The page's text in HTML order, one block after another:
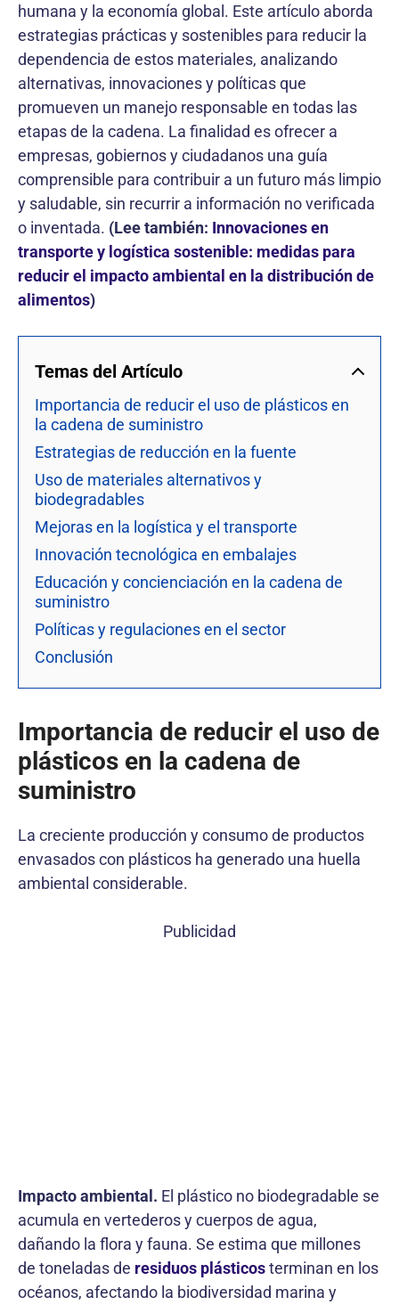
humana y la economía global. Este artículo aborda
estrategias prácticas y sostenibles para reducir la
dependencia de estos materiales, analizando
alternativas, innovaciones y políticas que
promueven un manejo responsable en todas las
etapas de la cadena. La finalidad es ofrecer a
empresas, gobiernos y ciudadanos una guía
comprensible para contribuir a un futuro más limpio
y saludable, sin recurrir a información no verificada
o inventada. (Lee también: Innovaciones en
transporte y logística sostenible: medidas para
reducir el impacto ambiental en la distribución de
alimentos)
Temas del Artículo
Importancia de reducir el uso de plásticos en
la cadena de suministro
Estrategias de reducción en la fuente
Uso de materiales alternativos y
biodegradables
Mejoras en la logística y el transporte
Innovación tecnológica en embalajes
Educación y concienciación en la cadena de
suministro
Políticas y regulaciones en el sector
Conclusión
Importancia de reducir el uso de
plásticos en la cadena de
suministro
La creciente producción y consumo de productos
envasados con plásticos ha generado una huella
ambiental considerable.
Publicidad
Impacto ambiental. El plástico no biodegradable se
acumula en vertederos y cuerpos de agua,
dañando la flora y fauna. Se estima que millones
de toneladas de residuos plásticosterminan en los
océanos, afectando la biodiversidad marina y